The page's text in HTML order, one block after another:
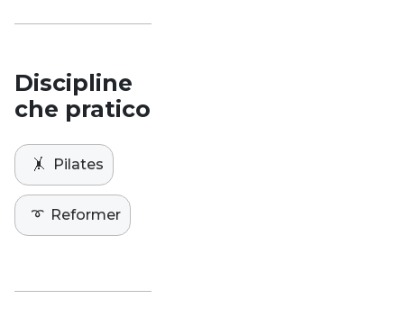
Discipline
che pratico
🤸 Pilates
➰ Reformer